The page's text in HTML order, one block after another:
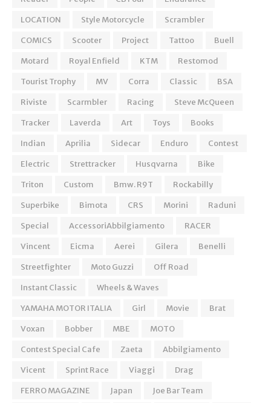
LOCATION
Style Motorcycle
Scrambler
COMICS
Scooter Project Tattoo
Buell
Motard
Royal Enfield KTM
Restomod
Tourist Trophy
MV Corra Classic
BSA
Riviste
Scarmbler Racing
Steve McQueen
Tracker
Laverda Art Toys
Books
Indian
Aprilia Sidecar Enduro
Contest
Electric
Strettracker Husqvarna
Bike
Triton
Custom Bmw. R9T
Rockabilly
Superbike
Bimota CRS Morini
Raduni
Special
AccessoriAbbilgiamento
RACER
Vincent
Eicma Aerei Gilera
Benelli
Streetfighter
Moto Guzzi
Off Road
Instant Classic
Wheels & Waves
YAMAHA MOTOR ITALIA
Girl Movie
Brat
Voxan
Bobber MBE
MOTO
Contest Special Cafe
Zaeta
Abbilgiamento
Vicent
Sprint Race Viaggi
Drag
FERRO MAGAZINE
Japan
Joe Bar Team